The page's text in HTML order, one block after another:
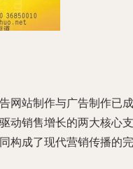
网站制作与广告制作已成
动销售增长的两大核心支
构成了现代营销传播的完